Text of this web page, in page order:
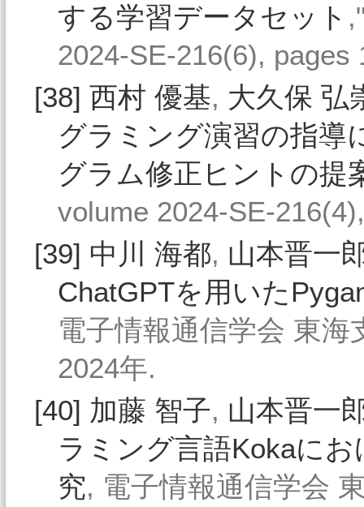
する学習データセット
2024-SE-216(6), pages
[38] 西村 優基, 大久保 弘
グラミング演習の指導
グラム修正ヒントの提
volume 2024-SE-
[39] 中川 海都, 山本晋一
ChatGPTを用いた
電子情報通信学会 東
2024年.
[40] 加藤 智子, 山本晋一
ラミング言語Kokaに
究, 電子情報通信学会